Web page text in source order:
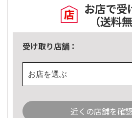
お店で受
（送料
受け取り店舗：
お店を選ぶ
近くの店舗を確